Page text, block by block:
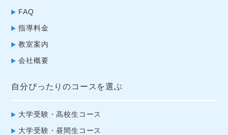
FAQ
指導料金
教室案内
会社概要
自分ぴったりのコースを選ぶ
大学受験・高校生コース
大学受験・昼間生コース